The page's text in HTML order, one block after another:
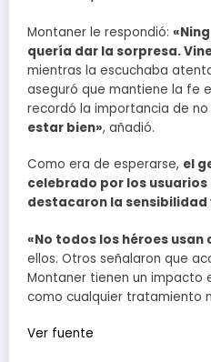
Montaner le respondió:
quería dar la sorpresa.
mientras la escuchaba
aseguró que mantiene la fe
recordó la importancia de no
estar bien», añadió.
Como era de esperarse, el
celebrado por los usuarios
destacaron la
«No todos los héroes usan
ellos. Otros señalaron que
Montaner tienen un impacto
como cualquier tratamiento
Ver fuente